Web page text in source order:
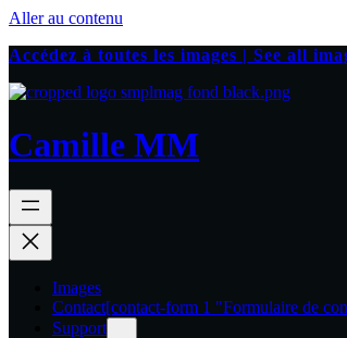
Aller au contenu
Accédez à toutes les images | See all
Camille MM
Images
Contact[contact-form 1 "Formulaire de
Support